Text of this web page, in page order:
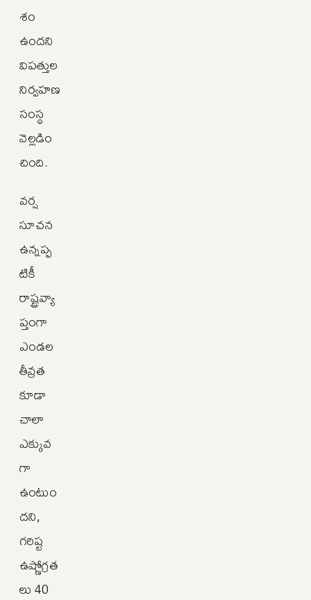
శం
ఉందని
విపత్తుల
నిర్వహణ
సంస్థ
వెల్లడిం
చింది.
వర్ష
సూచన
ఉన్నప్ప
టికీ
రాష్ట్రవ్యా
ప్తంగా
ఎండల
తీవ్రత
కూడా
చాలా
ఎక్కువ
గా
ఉంటుం
దని,
గరిష్ట
ఉష్ణోగ్రత
లు 40